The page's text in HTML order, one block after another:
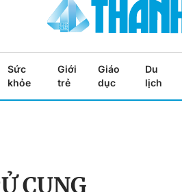
Sức
khỏe
Giới
trẻ
Giáo
dục
Du
lịch
CUNG